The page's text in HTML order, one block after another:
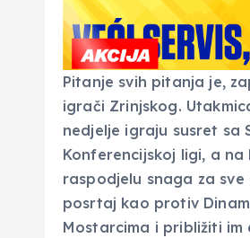
Pitanje svih pitanja je,
igrači Zrinjskog.
nedjelje igraju susret sa
Konferencijskoj ligi, a
raspodjelu snaga za
posrtaj kao protiv
Mostarcima i približiti